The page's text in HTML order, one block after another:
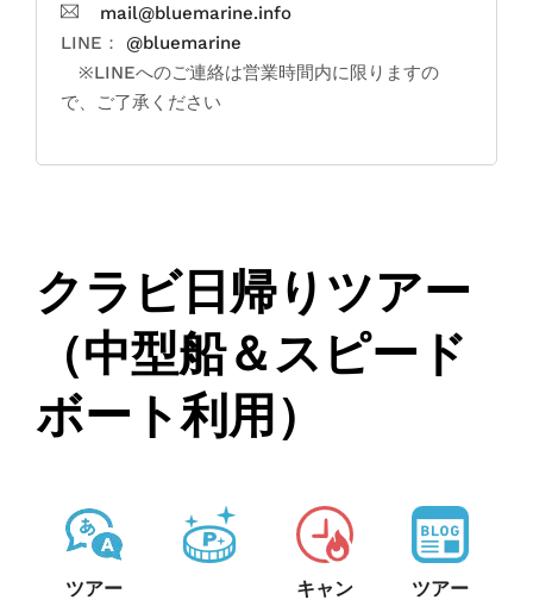
mail@bluemarine.info
LINE： @bluemarine
※LINEへのご連絡は営業時間内に限りますの
で、ご了承ください
クラビ日帰りツアー
（中型船＆スピード
ボート利用）
ツアー
キャン
ツアー